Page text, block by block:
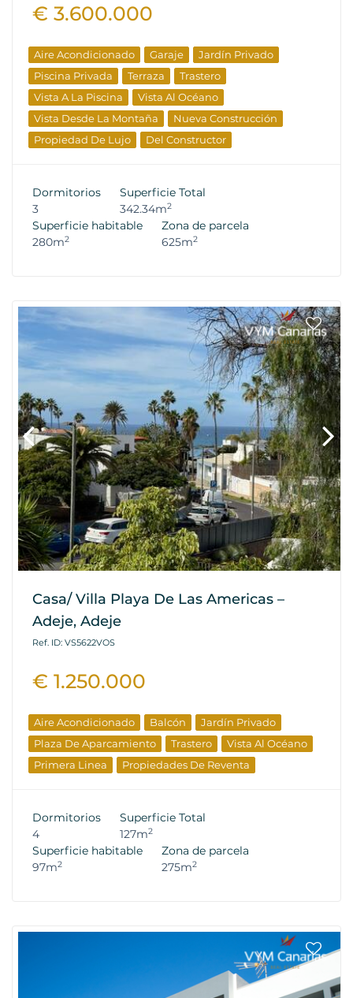
€ 3.600.000
Aire Acondicionado Garaje
Jardín Privado
Piscina Privada
Terraza
Trastero
Vista A La Piscina
Vista Al Océano
Vista Desde La Montaña
Nueva Construcción
Propiedad De Lujo
Del Constructor
Dormitorios
3
Superficie Total
342.34m2
Superficie habitable
280m2
Zona de parcela
625m2
Casa/ Villa Playa De Las Americas –
Adeje, Adeje
Ref. ID: VS5622VOS
€ 1.250.000
Aire Acondicionado Balcón
Jardín Privado
Plaza De Aparcamiento
Trastero
Vista Al Océano
Primera Linea
Propiedades De Reventa
Dormitorios
4
Superficie Total
127m2
Superficie habitable
97m2
Zona de parcela
275m2